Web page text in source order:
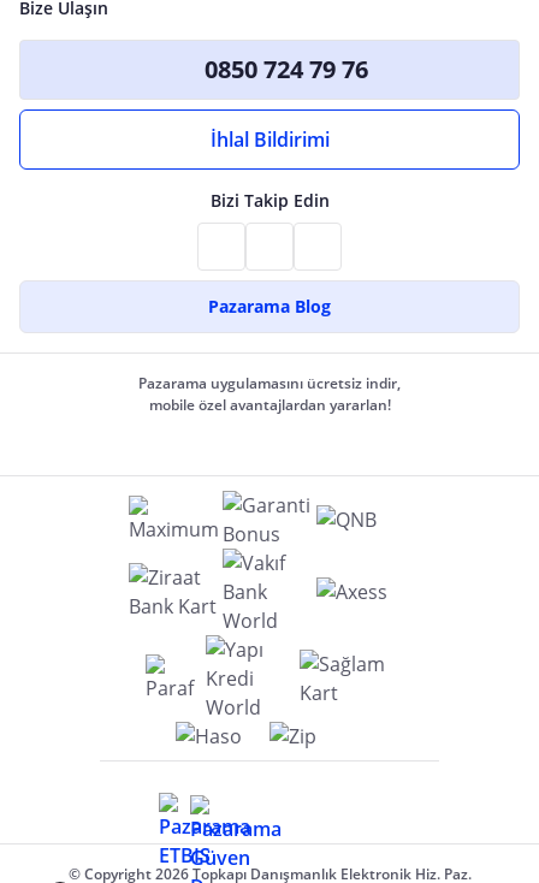
Bize Ulaşın
0850 724 79 76
İhlal Bildirimi
Bizi Takip Edin
Pazarama Blog
Pazarama uygulamasını ücretsiz indir,
mobile özel avantajlardan yararlan!
© Copyright 2026 Topkapı Danışmanlık Elektronik Hiz. Paz.